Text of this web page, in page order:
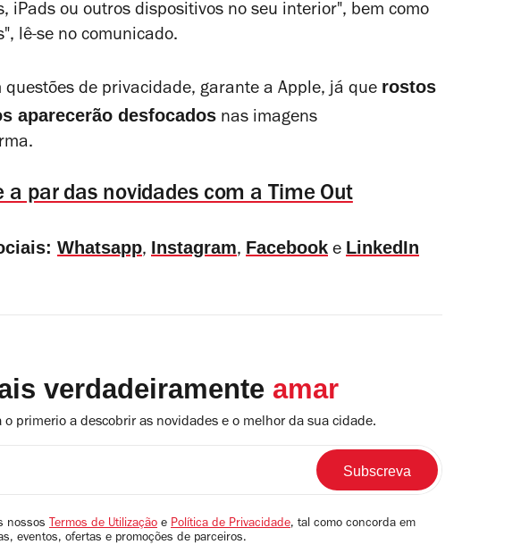
iPads ou outros dispositivos no seu interior", bem como
lê-se no comunicado.
questões de privacidade, garante a Apple, já que rostos
aparecerão desfocados nas imagens
a par das novidades com a Time Out
Whatsapp, Instagram, Facebook e LinkedIn
verdadeiramente amar
o primerio a descobrir as novidades e o melhor da sua cidade.
nossos Termos de Utilização e Política de Privacidade, tal como concorda em
eventos, ofertas e promoções de parceiros.